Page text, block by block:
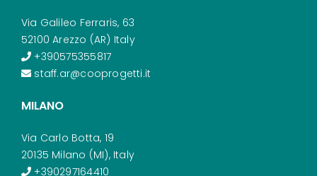
Via Galileo Ferraris, 63
52100 Arezzo (AR) Italy
+390575355817
staff.ar@cooprogetti.it
MILANO
Via Carlo Botta, 19
20135 Milano (MI), Italy
+390297164410